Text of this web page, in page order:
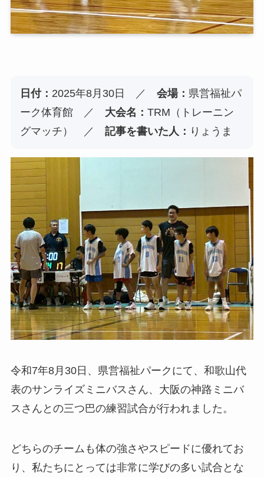
日付： 2025年8月30日 ／ 会場： 県営福祉パ
ーク体育館 ／ 大会名： TRM（トレーニン
グマッチ） ／ 記事を書いた人： りょうま
令和7年8月30日、県営福祉パークにて、和歌山代
表のサンライズミニバスさん、大阪の神路ミニバ
スさんとの三つ巴の練習試合が行われました。
どちらのチームも体の強さやスピードに優れてお
り、私たちにとっては非常に学びの多い試合とな